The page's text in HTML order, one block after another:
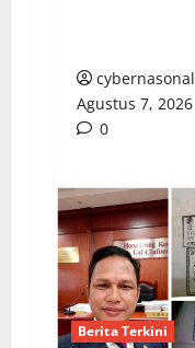
cybernasonal
Agustus 7, 2026
0
Berita Terkini